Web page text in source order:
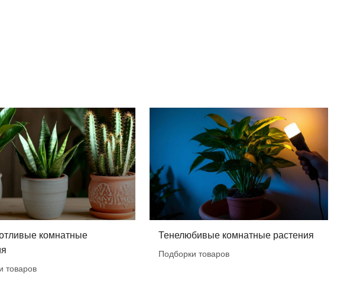
комнатные
товаров
Тенелюбивые комнатные растения
Подборки товаров